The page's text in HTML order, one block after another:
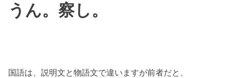
うん。察し。
国語は、説明文と物語文で違いますが前者だと、